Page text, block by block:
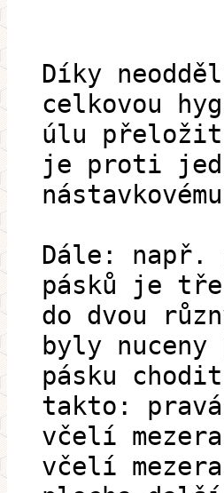
Díky
celkovou
úlu
je proti
Dále: např.
pásků je
do dvou
byly nuceny
pásku
takto:
včelí
včelí